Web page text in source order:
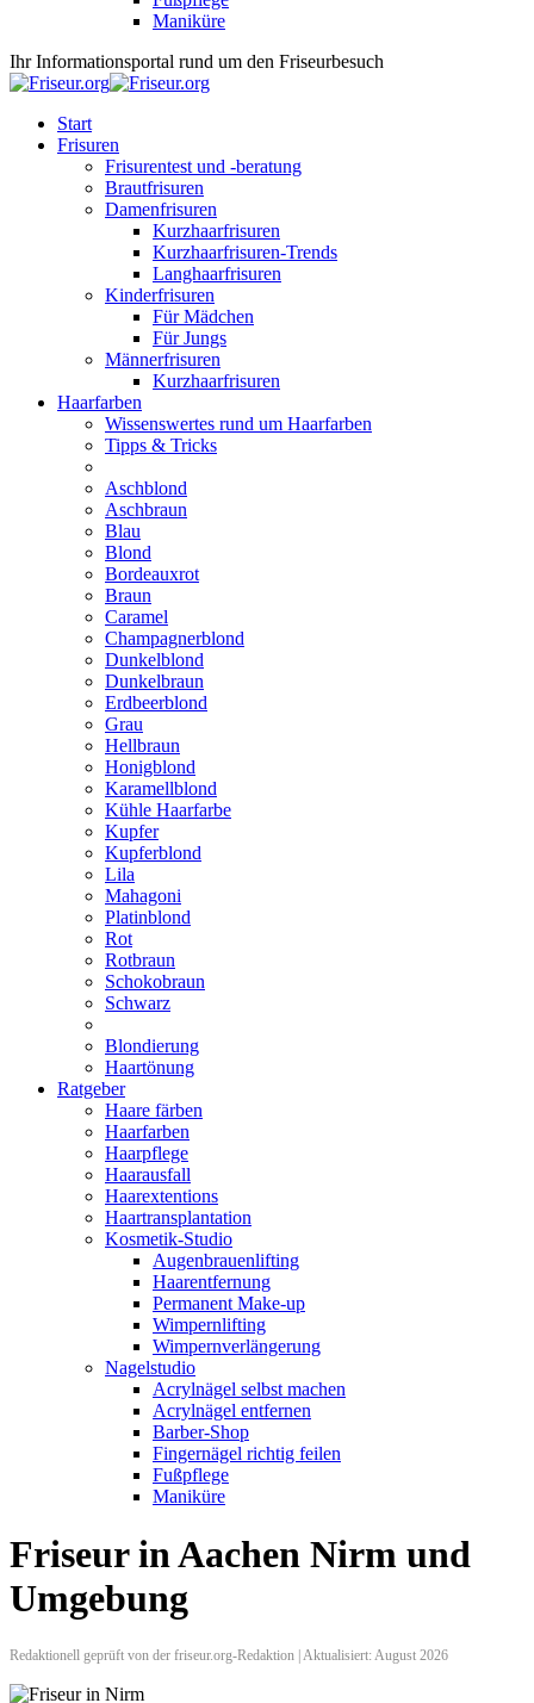
Maniküre
Ihr Informationsportal rund um den Friseurbesuch
Start
Frisuren
Frisurentest und -beratung
Brautfrisuren
Damenfrisuren
Kurzhaarfrisuren
Kurzhaarfrisuren-Trends
Langhaarfrisuren
Kinderfrisuren
Für Mädchen
Für Jungs
Männerfrisuren
Kurzhaarfrisuren
Haarfarben
Wissenswertes rund um Haarfarben
Tipps & Tricks
Aschblond
Aschbraun
Blau
Blond
Bordeauxrot
Braun
Caramel
Champagnerblond
Dunkelblond
Dunkelbraun
Erdbeerblond
Grau
Hellbraun
Honigblond
Karamellblond
Kühle Haarfarbe
Kupfer
Kupferblond
Lila
Mahagoni
Platinblond
Rot
Rotbraun
Schokobraun
Schwarz
Blondierung
Haartönung
Ratgeber
Haare färben
Haarfarben
Haarpflege
Haarausfall
Haarextentions
Haartransplantation
Kosmetik-Studio
Augenbrauenlifting
Haarentfernung
Permanent Make-up
Wimpernlifting
Wimpernverlängerung
Nagelstudio
Acrylnägel selbst machen
Acrylnägel entfernen
Barber-Shop
Fingernägel richtig feilen
Fußpflege
Maniküre
Friseur in Aachen Nirm und
Umgebung
Redaktionell geprüft von der friseur.org-Redaktion | Aktualisiert: August 2026